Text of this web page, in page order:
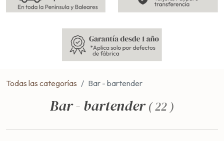
Todas las categorías Bar - bartender
Bar - bartender(22 )